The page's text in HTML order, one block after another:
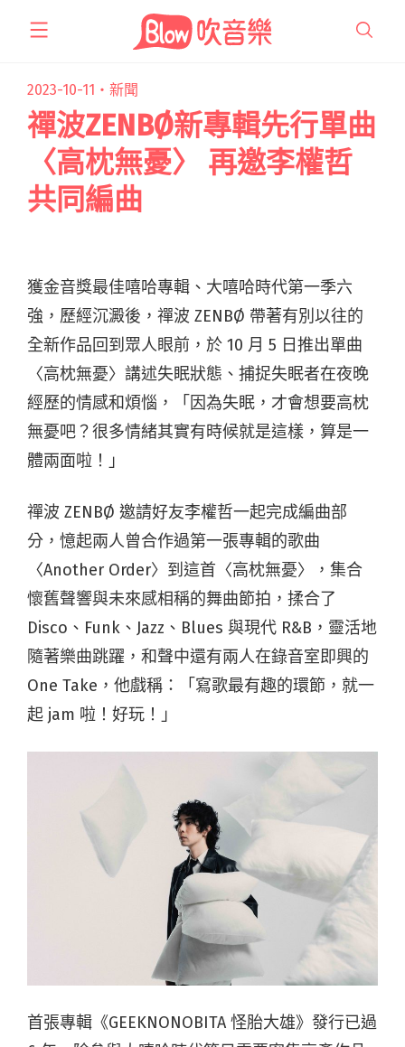
2023-10-11・ 新聞
禪波ZENBØ新專輯先行單曲
〈高枕無憂〉 再邀李權哲
共同編曲
獲金音獎最佳嘻哈專輯、大嘻哈時代第一季六
強，歷經沉澱後，禪波 ZENBØ 帶著有別以往的
全新作品回到眾人眼前，於 10 月 5 日推出單曲
〈高枕無憂〉講述失眠狀態、捕捉失眠者在夜晚
經歷的情感和煩惱，「因為失眠，才會想要高枕
無憂吧？很多情緒其實有時候就是這樣，算是一
體兩面啦！」
禪波 ZENBØ 邀請好友李權哲一起完成編曲部
分，憶起兩人曾合作過第一張專輯的歌曲
〈Another Order〉到這首〈高枕無憂〉，集合
懷舊聲響與未來感相稱的舞曲節拍，揉合了
Disco、Funk、Jazz、Blues 與現代 R&B，靈活地
隨著樂曲跳躍，和聲中還有兩人在錄音室即興的
One Take，他戲稱：「寫歌最有趣的環節，就一
起 jam 啦！好玩！」
首張專輯《GEEKNONOBITA 怪胎大雄》發行已過